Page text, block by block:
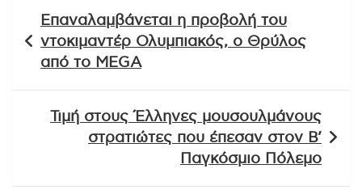
άρθρων
Επαναλαμβάνεται η προβολή του
ντοκιμαντέρ Ολυμπιακός, ο Θρύλος
από το MEGA
Τιμή στους Έλληνες μουσουλμάνους
στρατιώτες που έπεσαν στον Β’
Παγκόσμιο Πόλεμο